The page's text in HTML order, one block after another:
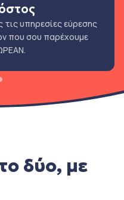
υπηρεσίες εύρεσης
που σου παρέχουμε
δύο, με